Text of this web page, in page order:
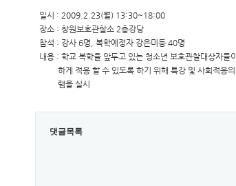
일시 : 2009.2.23(월) 13:30~18:00
장소 : 창원보호관찰소 2층강당
참석 : 강사 6명, 복학예정자 강은미등 40명
내용 : 학교 복학을 앞두고 있는 청소년 보호관찰대상자들
하게 적응 할 수 있도록 하기 위해 특강 및 사회적응의
램을 실시
댓글목록